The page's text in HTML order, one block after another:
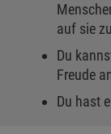
auf sie zu
Du
Freude
Du hast